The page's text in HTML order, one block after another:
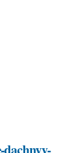
dachnyy-